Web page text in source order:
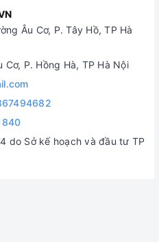
Âu Cơ, P. Tây Hồ, TP Hà
Cơ, P. Hồng Hà, TP Hà Nội
do Sở kế hoạch và đầu tư TP